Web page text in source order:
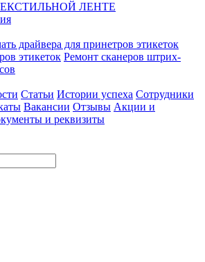
ЛЕНТЕ
драйвера для принетров этикеток
этикеток Ремонт сканеров штрих-
Статьи Истории успеха Сотрудники
Вакансии Отзывы Акции и
и реквизиты